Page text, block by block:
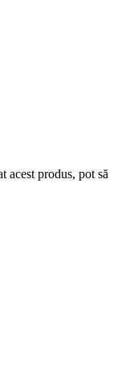
acest produs, pot să